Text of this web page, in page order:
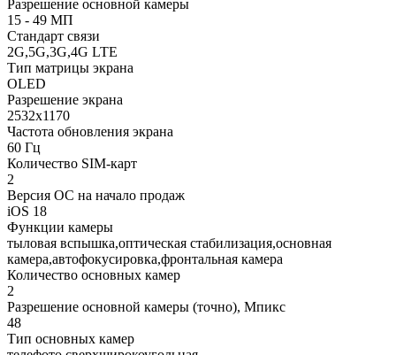
Разрешение основной камеры
15 - 49 МП
Стандарт связи
2G,5G,3G,4G LTE
Тип матрицы экрана
OLED
Разрешение экрана
2532x1170
Частота обновления экрана
60 Гц
Количество SIM-карт
2
Версия ОС на начало продаж
iOS 18
Функции камеры
тыловая вспышка,оптическая стабилизация,основная
камера,автофокусировка,фронтальная камера
Количество основных камер
2
Разрешение основной камеры (точно), Мпикс
48
Тип основных камер